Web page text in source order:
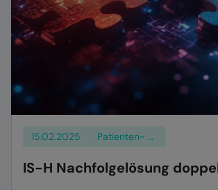
15.02.2025 Patienten- und Klientenmanagement
IS-H Nachfolgelösung